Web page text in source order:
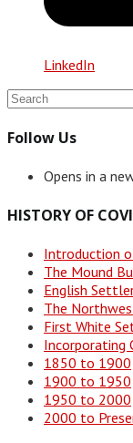
LinkedIn
Follow Us
Opens in a
HISTORY OF
Introduction
The Mound
English
The
First White
Incorporating
1850 to 1900
1900 to 1950
1950 to 2000
2000 to